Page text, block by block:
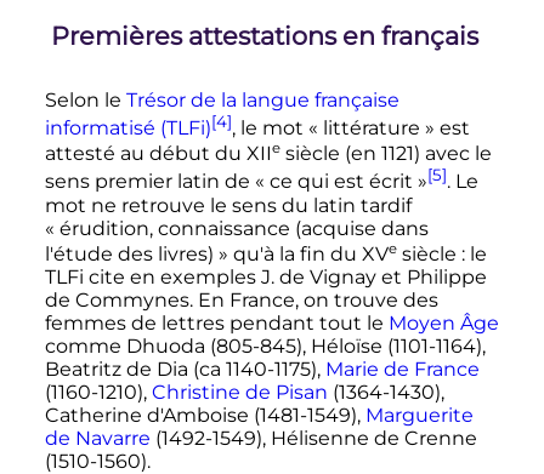
Premières attestations en français
Selon le Trésor de la langue française
informatisé (TLFi)[4], le mot « littérature » est
attesté au début du XIIe siècle (en 1121) avec le
sens premier latin de « ce qui est écrit »[5]. Le
mot ne retrouve le sens du latin tardif
« érudition, connaissance (acquise dans
l'étude des livres) » qu'à la fin du XVe siècle : le
TLFi cite en exemples J. de Vignay et Philippe
de Commynes. En France, on trouve des
femmes de lettres pendant tout le Moyen Âge
comme Dhuoda (805-845), Héloïse (1101-1164),
Beatritz de Dia (ca 1140-1175), Marie de France
(1160-1210), Christine de Pisan (1364-1430),
Catherine d'Amboise (1481-1549), Marguerite
de Navarre (1492-1549), Hélisenne de Crenne
(1510-1560).